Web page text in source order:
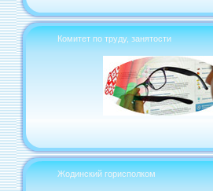
Комитет по труду, занятости
Жодинский горисполком